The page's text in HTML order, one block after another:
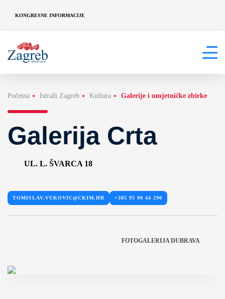
KONGRESNE INFORMACIJE
Početna Istraži Zagreb Kultura Galerije i umjetničke zbirke
Galerija Crta
UL. L. ŠVARCA 18
TOMISLAV.VUKOVIC@CKIM.HR +385 95 90 44 290
FOTOGALERIJA DUBRAVA